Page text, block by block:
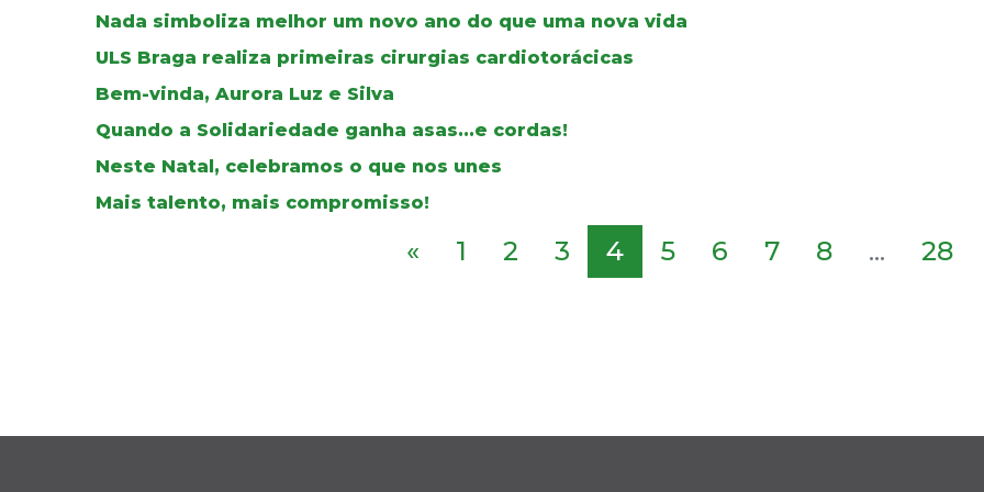
Nada simboliza melhor um novo ano do que uma nova vida
ULS Braga realiza primeiras cirurgias cardiotorácicas
Bem-vinda, Aurora Luz e Silva
Quando a Solidariedade ganha asas...e cordas!
Neste Natal, celebramos o que nos unes
Mais talento, mais compromisso!
« 1 2 3 4 5 6 7 8 ... 28